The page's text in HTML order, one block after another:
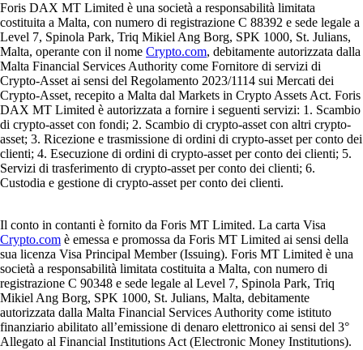
Foris DAX MT Limited è una società a responsabilità limitata
costituita a Malta, con numero di registrazione C 88392 e sede legale a
Level 7, Spinola Park, Triq Mikiel Ang Borg, SPK 1000, St. Julians,
Malta, operante con il nome Crypto.com, debitamente autorizzata dalla
Malta Financial Services Authority come Fornitore di servizi di
Crypto-Asset ai sensi del Regolamento 2023/1114 sui Mercati dei
Crypto-Asset, recepito a Malta dal Markets in Crypto Assets Act. Foris
DAX MT Limited è autorizzata a fornire i seguenti servizi: 1. Scambio
di crypto-asset con fondi; 2. Scambio di crypto-asset con altri crypto-
asset; 3. Ricezione e trasmissione di ordini di crypto-asset per conto dei
clienti; 4. Esecuzione di ordini di crypto-asset per conto dei clienti; 5.
Servizi di trasferimento di crypto-asset per conto dei clienti; 6.
Custodia e gestione di crypto-asset per conto dei clienti.
Il conto in contanti è fornito da Foris MT Limited. La carta Visa
Crypto.com è emessa e promossa da Foris MT Limited ai sensi della
sua licenza Visa Principal Member (Issuing). Foris MT Limited è una
società a responsabilità limitata costituita a Malta, con numero di
registrazione C 90348 e sede legale al Level 7, Spinola Park, Triq
Mikiel Ang Borg, SPK 1000, St. Julians, Malta, debitamente
autorizzata dalla Malta Financial Services Authority come istituto
finanziario abilitato all’emissione di denaro elettronico ai sensi del 3°
Allegato al Financial Institutions Act (Electronic Money Institutions).